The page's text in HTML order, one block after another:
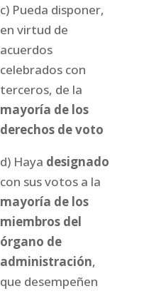
c) Pueda disponer,
en virtud de
acuerdos
celebrados con
terceros, de la
mayoría de los
derechos de voto
d) Haya designado
con sus votos a la
mayoría de los
miembros del
órgano de
administración,
que desempeñen